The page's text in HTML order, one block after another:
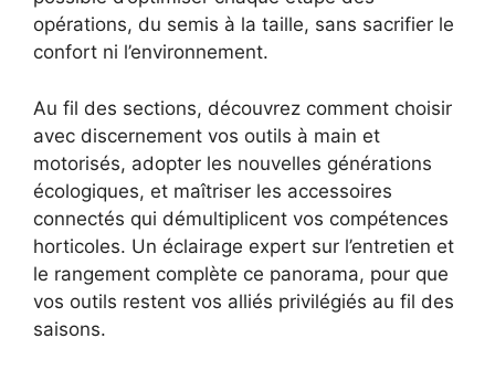
opérations, du semis à la taille, sans sacrifier le
confort ni l’environnement.
Au fil des sections, découvrez comment choisir
avec discernement vos outils à main et
motorisés, adopter les nouvelles générations
écologiques, et maîtriser les accessoires
connectés qui démultiplicent vos compétences
horticoles. Un éclairage expert sur l’entretien et
le rangement complète ce panorama, pour que
vos outils restent vos alliés privilégiés au fil des
saisons.